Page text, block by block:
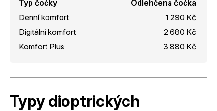
Typ čočky
Odlehčená čočka
Denní komfort
1 290 Kč
Digitální komfort
2 680 Kč
Komfort Plus
3 880 Kč
Typy dioptrických